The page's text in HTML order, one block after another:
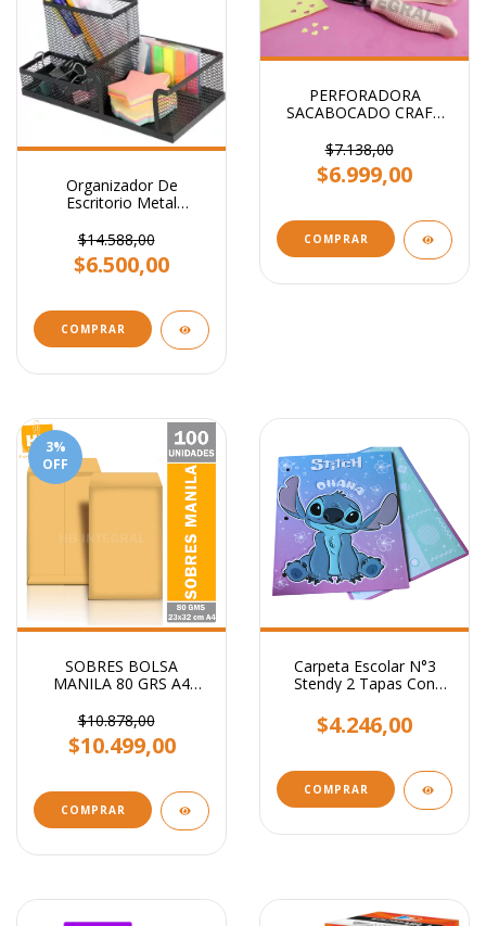
Organizador De
Escritorio Metal
Portataco Negro 3
Cavidades
$14.588,00
$6.500,00
PERFORADORA
SACABOCADO CRAFT
$7.138,00
$6.999,00
COMPRAR
3%
OFF
SOBRES BOLSA
MANILA 80 GRS A4
$10.878,00
$10.499,00
COMPRAR
Carpeta Escolar N°3
Stendy 2 Tapas Con
$4.246,00
COMPRAR